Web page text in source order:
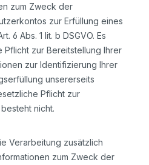
zum Zweck der
zur Erfüllung eines
6 Abs. 1 lit. b DSGVO. Es
zur Bereitstellung Ihrer
zur Identifizierung Ihrer
unsererseits
Pflicht zur
nicht.
Verarbeitung zusätzlich
zum Zweck der